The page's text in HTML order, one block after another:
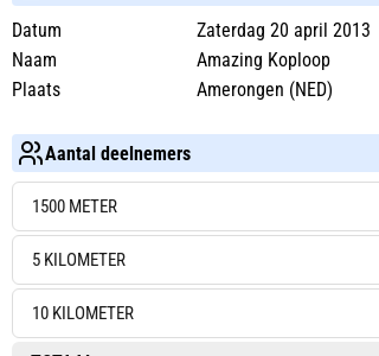
Datum
Zaterdag 20 april 2013
Naam
Amazing Koploop
Plaats
Amerongen (NED)
Aantal deelnemers
1500 METER
5 KILOMETER
10 KILOMETER